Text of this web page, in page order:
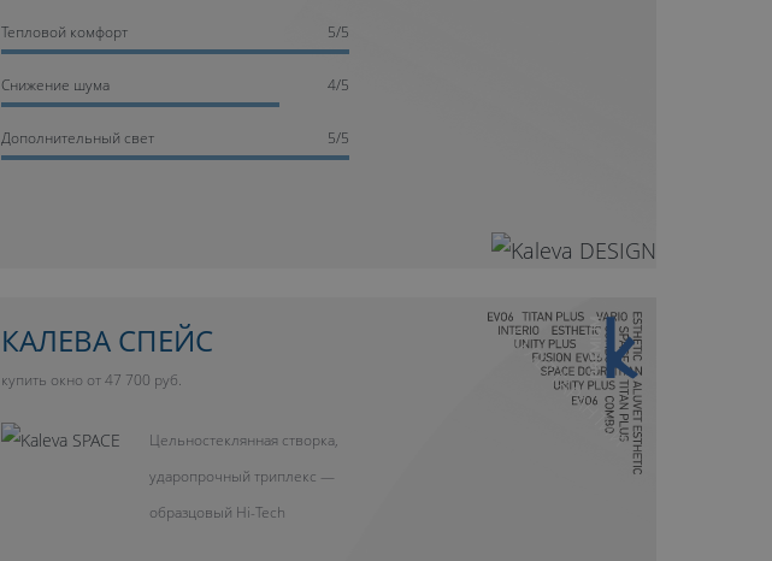
Тепловой комфорт 5/5
Cнижение шума 4/5
Дополнительный свет 5/5
10 ЛЕТ ГАРАНТИИ
КАЛЕВА СПЕЙС
купить окно от 47 700 руб.
Цельностеклянная створка,
ударопрочный триплекс —
образцовый Hi-Tech